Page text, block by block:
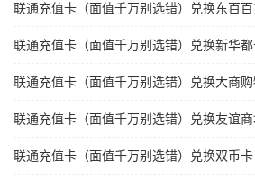
联通充值卡（面值千万别选错）兑换东百
联通充值卡（面值千万别选错）兑换新华
联通充值卡（面值千万别选错）兑换大商
联通充值卡（面值千万别选错）兑换友谊
联通充值卡（面值千万别选错）兑换双币卡